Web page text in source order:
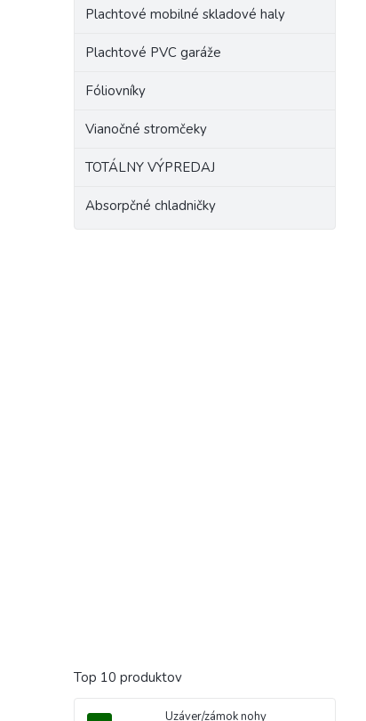
Plachtové mobilné skladové haly
Plachtové PVC garáže
Fóliovníky
Vianočné stromčeky
TOTÁLNY VÝPREDAJ
Absorpčné chladničky
Top 10 produktov
Uzáver/zámok nohy